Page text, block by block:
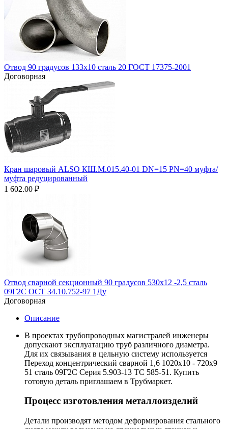
Отвод 90 градусов 133х10 сталь 20 ГОСТ 17375-2001
Договорная
Кран шаровый ALSO КШ.М.015.40-01 DN=15 PN=40 муфта/
муфта редуцированный
1 602.00 ₽
Отвод сварной секционный 90 градусов 530х12 -2,5 сталь
09Г2С ОСТ 34.10.752-97 1Ду
Договорная
Описание
В проектах трубопроводных магистралей инженеры
допускают эксплуатацию труб различного диаметра.
Для их связывания в цельную систему используется
Переход концентрический сварной 1,6 1020х10 - 720х9
51 сталь 09Г2С Серия 5.903-13 ТС 585-51. Купить
готовую деталь приглашаем в Трубмаркет.
Процесс изготовления металлоизделий
Детали производят методом деформирования стального